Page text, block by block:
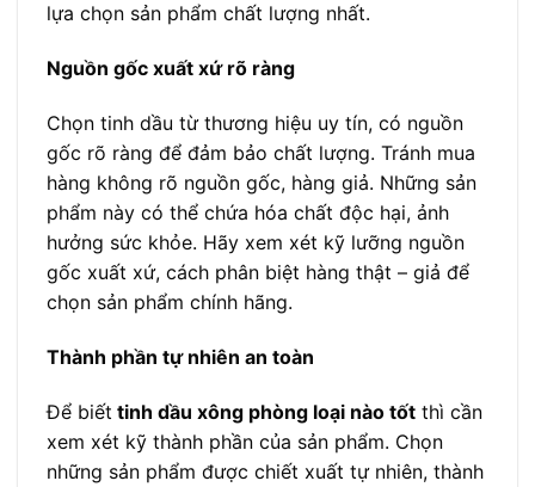
lựa chọn sản phẩm chất lượng nhất.
Nguồn gốc xuất xứ rõ ràng
Chọn tinh dầu từ thương hiệu uy tín, có nguồn
gốc rõ ràng để đảm bảo chất lượng. Tránh mua
hàng không rõ nguồn gốc, hàng giả. Những sản
phẩm này có thể chứa hóa chất độc hại, ảnh
hưởng sức khỏe. Hãy xem xét kỹ lưỡng nguồn
gốc xuất xứ, cách phân biệt hàng thật – giả để
chọn sản phẩm chính hãng.
Thành phần tự nhiên an toàn
Để biết tinh dầu xông phòng loại nào tốt thì cần
xem xét kỹ thành phần của sản phẩm. Chọn
những sản phẩm được chiết xuất tự nhiên, thành